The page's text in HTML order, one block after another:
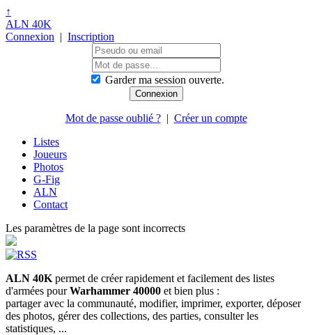
↑
ALN 40K
Connexion | Inscription
Garder ma session ouverte.
Mot de passe oublié ?| Créer un compte
Listes
Joueurs
Photos
G-Fig
ALN
Contact
Les paramètres de la page sont incorrects
ALN 40K permet de créer rapidement et facilement des listes
d'armées pourWarhammer 40000 et bien plus :
partager avec la communauté, modifier, imprimer, exporter, déposer
des photos, gérer des collections, des parties, consulter les
statistiques, ...